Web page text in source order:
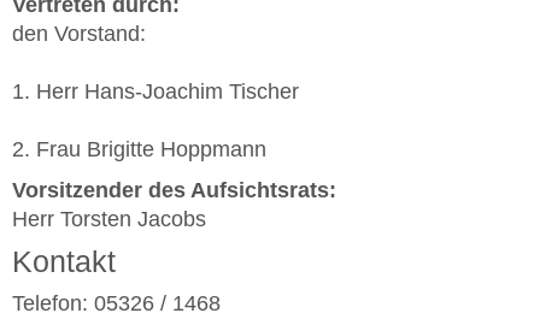
Vertreten durch:
den Vorstand:
1. Herr Hans-Joachim Tischer
2. Frau Brigitte Hoppmann
Vorsitzender des Aufsichtsrats:
Herr Torsten Jacobs
Kontakt
Telefon: 05326 / 1468